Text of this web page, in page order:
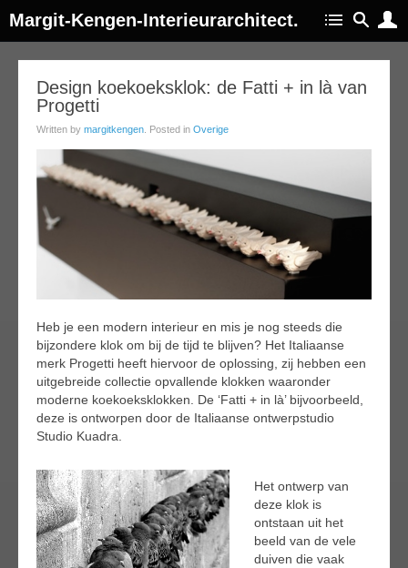
Margit-Kengen-Interieurarchitect.
Design koekoeksklok: de Fatti + in là van
Progetti
Written by margitkengen . Posted in Overige
Heb je een modern interieur en mis je nog steeds die
bijzondere klok om bij de tijd te blijven? Het Italiaanse
merk Progetti heeft hiervoor de oplossing, zij hebben een
uitgebreide collectie opvallende klokken waaronder
moderne koekoeksklokken. De ‘Fatti + in là’ bijvoorbeeld,
deze is ontworpen door de Italiaanse ontwerpstudio
Studio Kuadra.
Het ontwerp van
deze klok is
ontstaan uit het
beeld van de vele
duiven die vaak